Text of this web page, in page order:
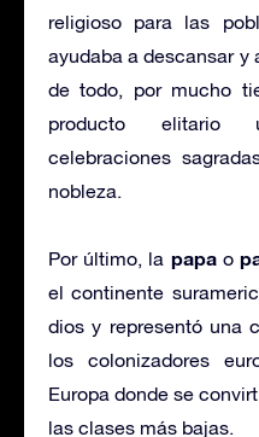
religioso para las
ayudaba a descansar y
de todo, por mucho
producto elitario
celebraciones
nobleza.
Por último, la papao
el continente
dios y representó una
los colonizadores
Europa donde se
las clases más bajas.